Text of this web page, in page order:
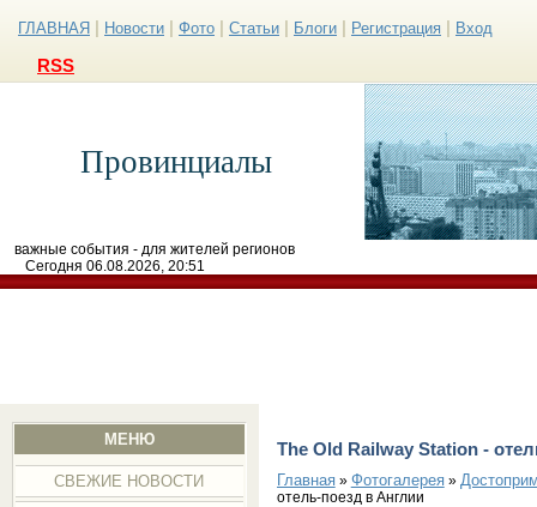
ГЛАВНАЯ Новости Фото Статьи Блоги Регистрация Вход
RSS
Провинциалы
важные события - для жителей регионов
Сегодня 06.08.2026, 20:51
МЕНЮ
СВЕЖИЕ НОВОСТИ
The Old Railway Station -
Главная» Фотогалерея»
отель-поезд в Англии